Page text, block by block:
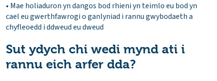
• Mae holiaduron yn dangos bod rhieni yn teimlo eu bod yn
cael eu gwerthfawrogi o ganlyniad i rannu gwybodaeth a
chyfleoedd i ddweud eu dweud
Sut ydych chi wedi mynd ati i
rannu eich arfer dda?